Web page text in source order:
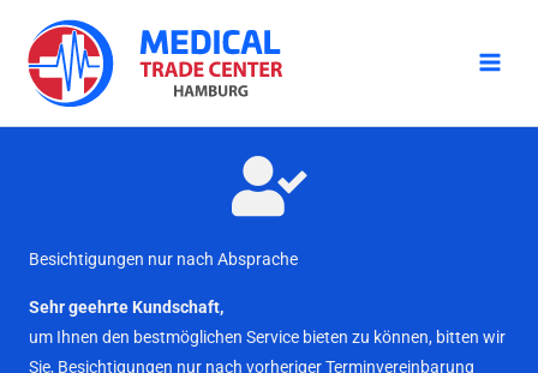
Inhalt
springen
Besichtigungen nur nach Absprache
Sehr geehrte Kundschaft,
um Ihnen den bestmöglichen Service bieten zu können, bitten wir
Sie, Besichtigungen nur nach vorheriger Terminvereinbarung